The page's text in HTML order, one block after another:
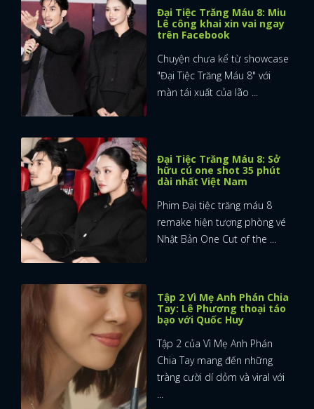
Đại Tiệc Trăng Máu 8: Miu
Lê công khai xin vai ngay
trên Facebook
Chuyện chưa kể từ showcase
"Đại Tiệc Trăng Máu 8" với
màn tái xuất của lão ...
Đại Tiệc Trăng Máu 8: Sở
hữu cú one shot 35 phút
dài nhất Việt Nam
Phim Đại tiệc trăng máu 8
remake hiện tượng phòng vé
Nhật Bản One Cut of the ...
Tập 2 Vì Mẹ Anh Phán Chia
Tay: Lê Phương thoại táo
bạo với Quốc Huy
Tập 2 của Vì Mẹ Anh Phán
Chia Tay mang đến những
tràng cười dí dỏm và viral với